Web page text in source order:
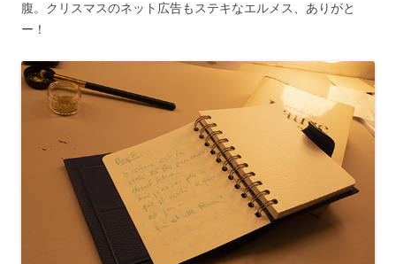
腹。クリスマスのネット広告もステキなエルメス、ありがと
ー！